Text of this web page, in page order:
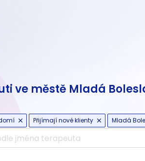
ve městě Mladá
Přijímají nové klienty Mladá